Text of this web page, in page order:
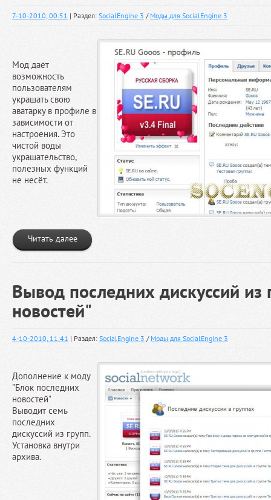
7-10-2010, 00:51 | Раздел: SocialEngine 3 / Моды для SocialEngine 3
Мод даёт
возможность
пользователям
украшать свою
аватарку в профиле в
зависимости от
настроения. Это
чистой воды
украшательство,
полезных функций
не несёт.
Читать далее
Вывод последних дискуссий из
новостей"
4-10-2010, 11:41 | Раздел: SocialEngine 3 / Моды для SocialEngine 3
Дополнение к моду
"Блок последних
новостей"
Выводит семь
последних
дискуссий из групп.
Установка внутри
архива.